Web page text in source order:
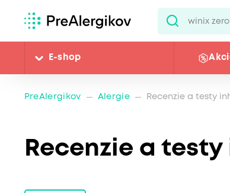
E-shop
PreAlergikov Alergie Recenzie a testy
Recenzie a